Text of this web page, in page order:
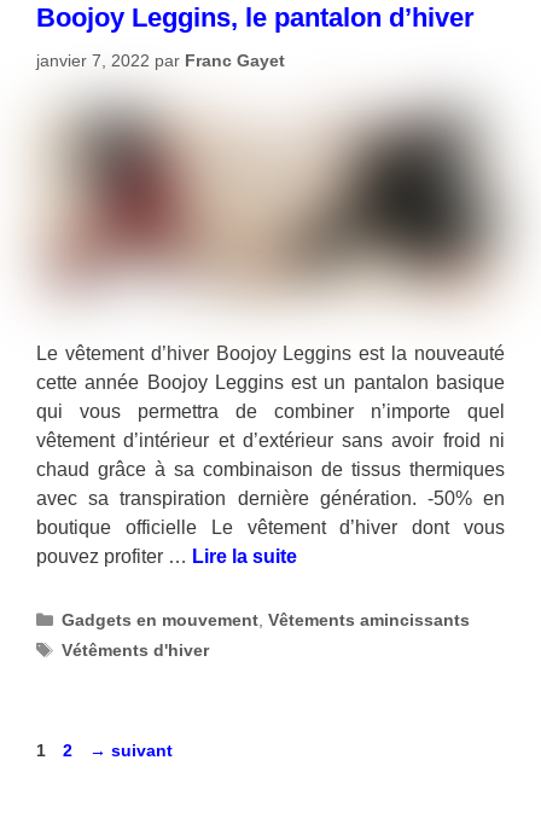
Boojoy Leggins, le pantalon d’hiver
janvier 7, 2022 par Franc Gayet
Le vêtement d’hiver Boojoy Leggins est la nouveauté
cette année Boojoy Leggins est un pantalon basique
qui vous permettra de combiner n’importe quel
vêtement d’intérieur et d’extérieur sans avoir froid ni
chaud grâce à sa combinaison de tissus thermiques
avec sa transpiration dernière génération. -50% en
boutique officielle Le vêtement d’hiver dont vous
pouvez profiter … Lire la suite
Catégories
Gadgets en mouvement ,Vêtements amincissants
Étiquettes
Vétêments d'hiver
Page
1 Page
2 → suivant